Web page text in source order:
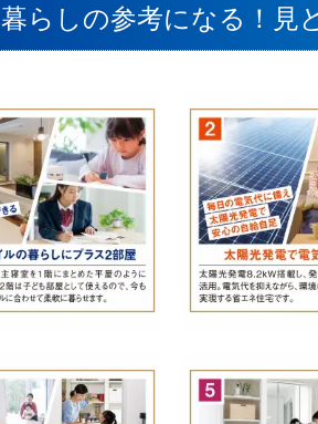
らしの参考になる！見